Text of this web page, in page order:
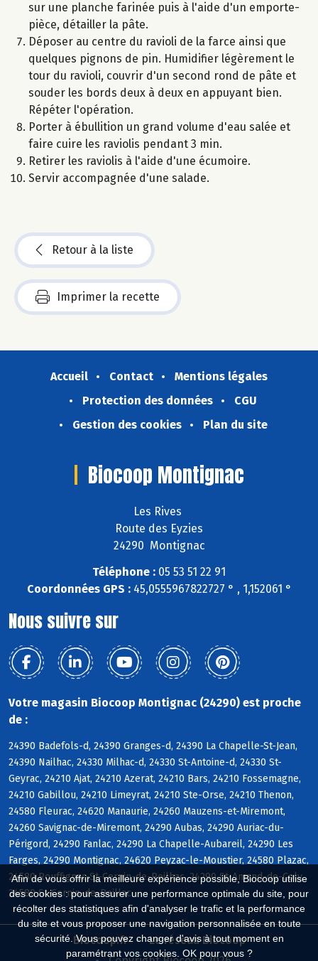
Afin de vous offrir la meilleure expérience possible, Biocoop utilise
des cookies : pour assurer une performance optimale du site, pour
récolter des statistiques afin d'analyser le trafic et la performance
du site et vous proposer une navigation personnalisée en toute
sécurité. Vous pouvez changer d'avis à tout moment en
paramétrant vos cookies. OK pour vous ?
sur une planche farinée puis à l'aide d'un emporte-
pièce, détailler la pâte.
Déposer au centre du ravioli de la farce ainsi que
quelques pignons de pin. Humidifier légèrement le
tour du ravioli, couvrir d'un second rond de pâte et
souder les bords deux à deux en appuyant bien.
Répéter l'opération.
Porter à ébullition un grand volume d'eau salée et
faire cuire les raviolis pendant 3 min.
Retirer les raviolis à l'aide d'une écumoire.
Servir accompagnée d'une salade.
Retour à la liste
Imprimer la recette
Accueil Contact
Mentions légales
Protection des données
CGU
Gestion des cookies
Plan du site
Biocoop Montignac
Les Rives
Route des Eyzies
24290 Montignac
Téléphone : 05 53 51 22 91
Coordonnées GPS :45,0555967822727 ° , 1,152061 °
Nous suivre sur
Votre magasin Biocoop Montignac (24290) est proche
de :
24390 Badefols-d, 24390 Granges-d, 24390 La Chapelle-St-Jean,
24390 Nailhac, 24330 Milhac-d, 24330 St-Antoine-d, 24330 St-
Geyrac, 24210 Ajat, 24210 Azerat, 24210 Bars, 24210 Fossemagne,
24210 Gabillou, 24210 Limeyrat, 24210 Ste-Orse, 24210 Thenon,
24580 Fleurac, 24620 Manaurie, 24260 Mauzens-et-Miremont,
24260 Savignac-de-Miremont, 24290 Aubas, 24290 Auriac-du-
Périgord, 24290 Fanlac, 24290 La Chapelle-Aubareil, 24290 Les
Farges, 24290 Montignac, 24620 Peyzac-le-Moustier, 24580 Plazac,
24580 Rouffignac-St-Cernin-de-Reilhac, 24290 St-Amand-de-Coly,
24580 St-Cernin-de-Reillac
Biocoop.fr
Le réseau Biocoop